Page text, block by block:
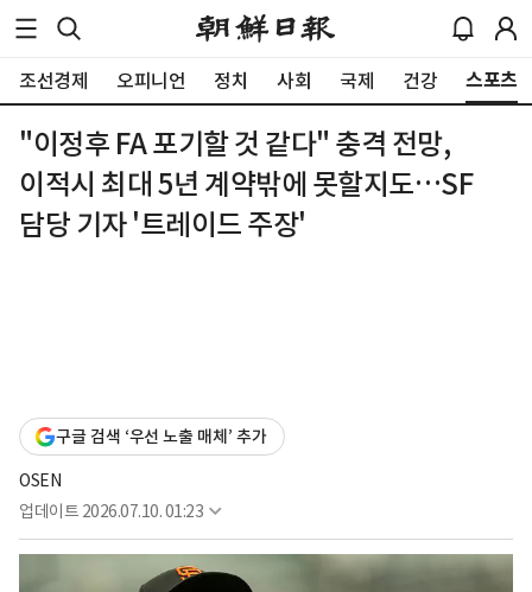
조선경제 오피니언 정치 사회 국제 건강 스포츠
"이정후 FA 포기할 것 같다" 충격 전망,
이적시 최대 5년 계약밖에 못할지도…SF
담당 기자 '트레이드 주장'
구글 검색 ‘우선 노출 매체’ 추가
OSEN
업데이트 2026.07.10. 01:23